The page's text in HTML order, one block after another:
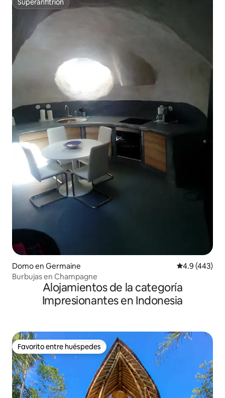
Superanfitrión
Superanfitrión
Domo en Germaine Calificación
4.9 (443)
Burbujas en Champagne
Alojamientos de la categoría
Impresionantes en Indonesia
Favorito entre huéspedes
Favorito entre huéspedes